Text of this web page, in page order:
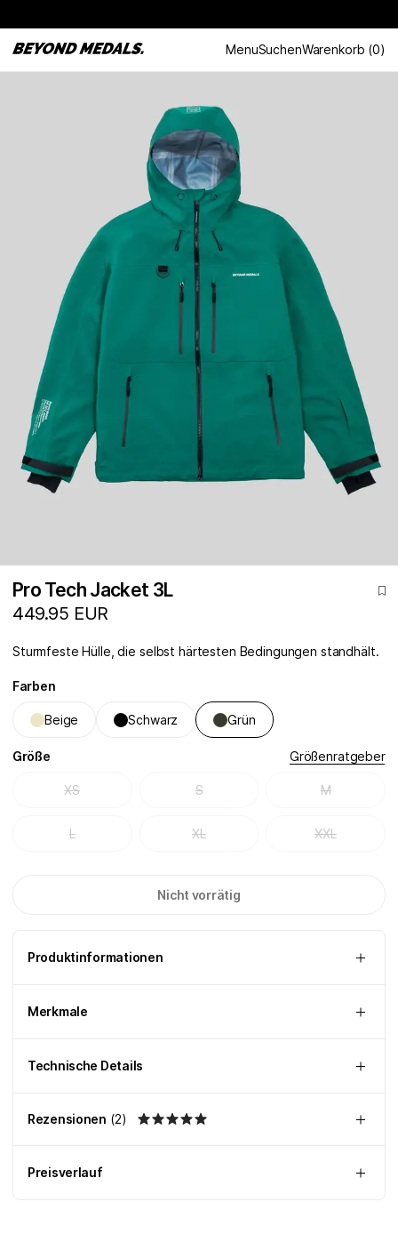
MenuSuchenWarenkorb (0)
Pro Tech Jacket 3L
449.95 EUR
Sturmfeste Hülle, die selbst härtesten Bedingungen standhält.
Farben
Beige Schwarz Grün
Größe Größenratgeber
XS S M
L XL XXL
Nicht vorrätig
Produktinformationen
Merkmale
Technische Details
Rezensionen (2)
Preisverlauf